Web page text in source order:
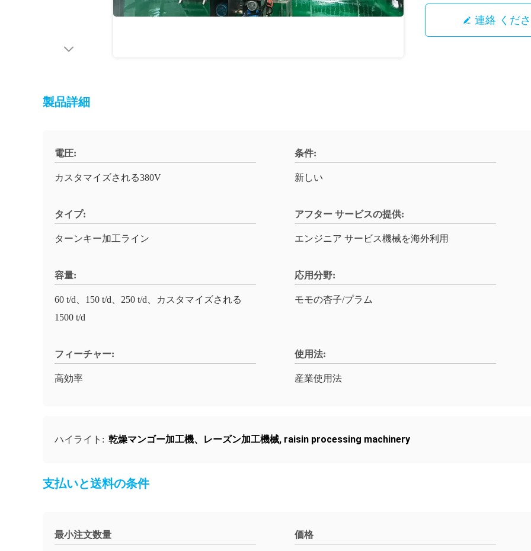
連絡 くだ
製品詳細
電圧:
カスタマイズされる380V
条件:
新しい
タイプ:
ターンキー加工ライン
アフター サービスの提供:
エンジニア サービス機械を海外利用
容量:
60 t/d、150 t/d、250 t/d、カスタマイズされる
1500 t/d
応用分野:
モモの杏子/プラム
フィーチャー:
高効率
使用法:
産業使用法
ハイライト: 乾燥マンゴー加工機、レーズン加工機械, raisin processing machinery
支払いと送料の条件
最小注文数量 価格